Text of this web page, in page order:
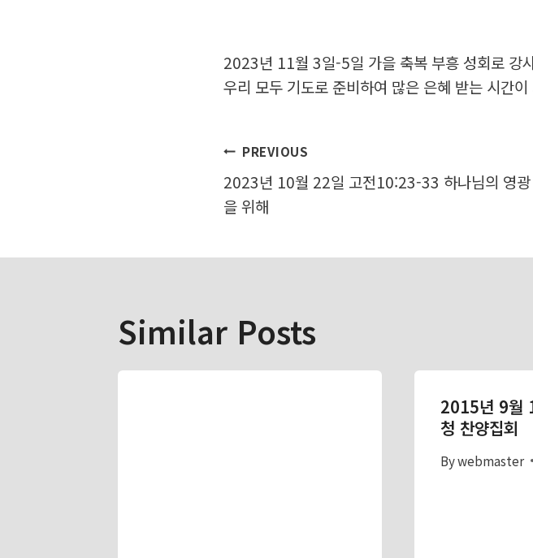
2023년 11월 3일-5일 가을 축복 부흥 성회로 강
우리 모두 기도로 준비하여 많은 은혜 받는 시간
글
탐
PREVIOUS
2023년 10월 22일 고전10:23-33 하나님의 영광
을 위해
Similar Posts
2015년 9월
청 찬양집회
Bywebmaster